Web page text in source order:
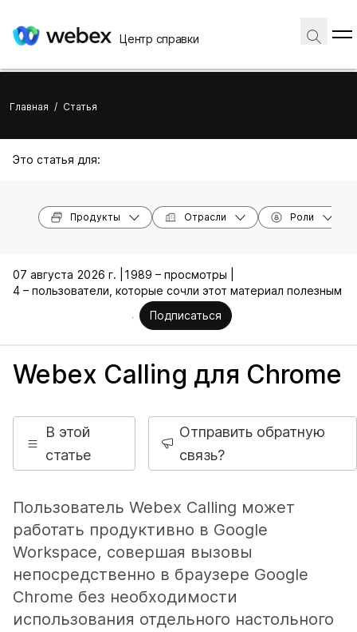
Центр справки
Главная / Статья
Это статья для:
Продукты Отрасли Роли
07 августа 2026 г. |
1989 – просмотры |
4 – пользователи, которые сочли этот материал полезным
Подписаться
Webex Calling для Chrome
В этой
статье
Отправить обратную
связь?
Пользователь Webex Calling может
работать продуктивно в Google
Workspace, совершая вызовы
непосредственно в браузере Google
Chrome без необходимости
использования отдельного настольного